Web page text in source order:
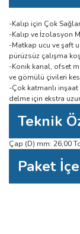
-Kalıp için Çok
-Kalıp ve İzolasyon
-Matkap ucu ve şaft
pürüzsüz çalışma
-Konik kanal, ofset
ve gömülü çivileri
-Çok katmanlı
delme için ekstra
Teknik
Çap (D) mm: 26,00
Paket